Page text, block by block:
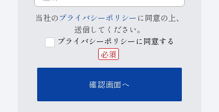
当社のプライバシーポリシー に同意の上、
送信してください。
プライバシーポリシーに同意する
必須